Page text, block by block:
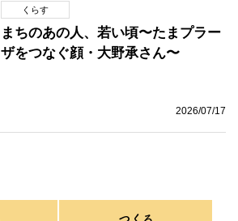
くらす
まちのあの人、若い頃〜たまプラー
ザをつなぐ顔・大野承さん〜
2026/07/17